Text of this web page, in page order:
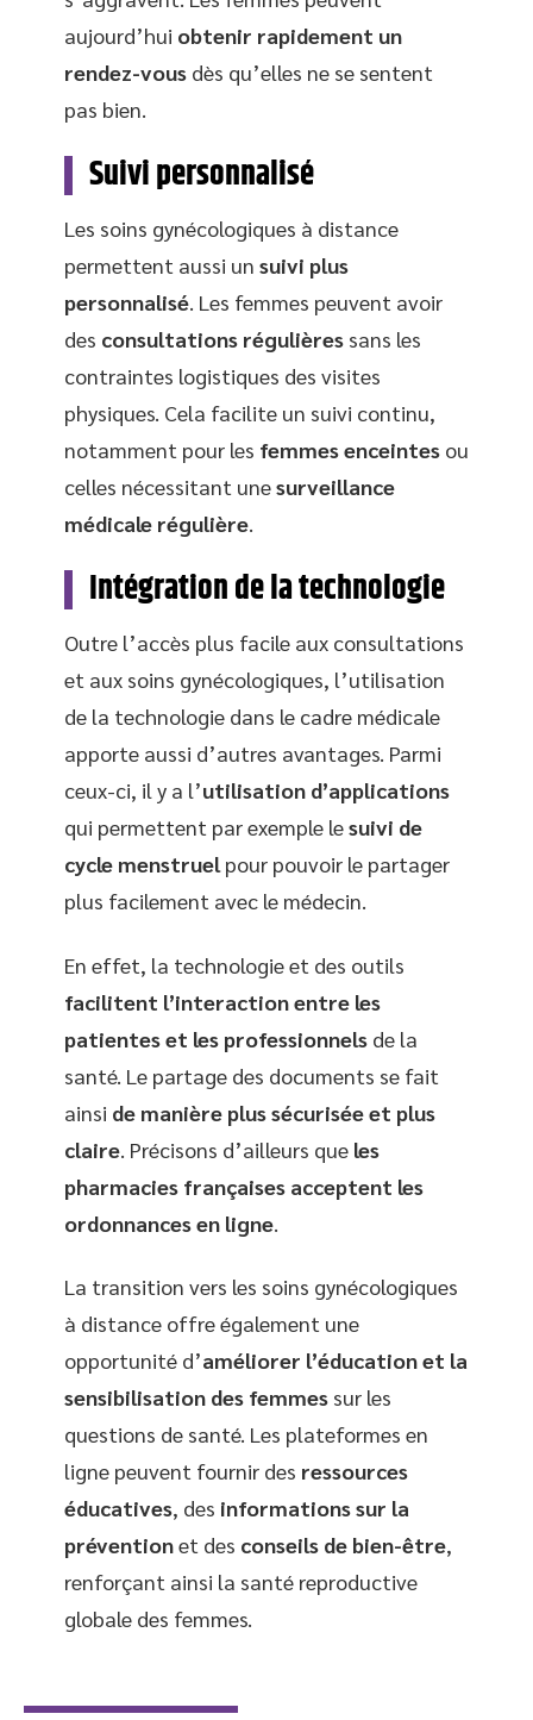
aujourd’hui obtenir rapidement un
rendez-vous dès qu’elles ne se sentent
pas bien.
Suivi personnalisé
Les soins gynécologiques à distance
permettent aussi un suivi plus
personnalisé. Les femmes peuvent avoir
des consultations régulières sans les
contraintes logistiques des visites
physiques. Cela facilite un suivi continu,
notamment pour les femmes enceintes ou
celles nécessitant unesurveillance
médicale régulière.
Intégration de la technologie
Outre l’accès plus facile aux consultations
et aux soins gynécologiques, l’utilisation
de la technologie dans le cadre médicale
apporte aussi d’autres avantages. Parmi
ceux-ci, il y a l’utilisation d’applications
qui permettent par exemple lesuivi de
cycle menstruelpour pouvoir le partager
plus facilement avec le médecin.
En effet, la technologie et des outils
facilitent l’interaction entre les
patientes et les professionnels de la
santé. Le partage des documents se fait
ainsi de manière plus sécurisée et plus
claire. Précisons d’ailleurs que les
pharmacies françaises acceptent les
ordonnances en ligne.
La transition vers les soins gynécologiques
à distance offre également une
opportunité d’améliorer l’éducation et la
sensibilisation des femmes sur les
questions de santé. Les plateformes en
ligne peuvent fournir des ressources
éducatives, des informations sur la
préventionet des conseils de bien-être,
renforçant ainsi la santé reproductive
globale des femmes.